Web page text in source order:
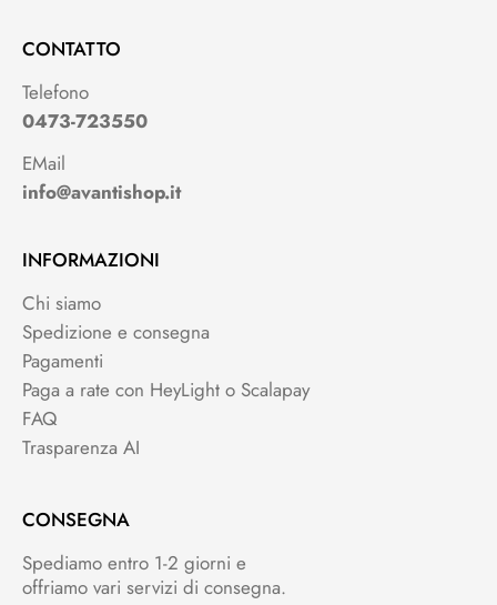
CONTATTO
Telefono
0473-723550
EMail
info@avantishop.it
INFORMAZIONI
Chi siamo
Spedizione e consegna
Pagamenti
Paga a rate con HeyLight o Scalapay
FAQ
Trasparenza AI
CONSEGNA
Spediamo entro 1-2 giorni e
offriamo vari servizi di consegna.